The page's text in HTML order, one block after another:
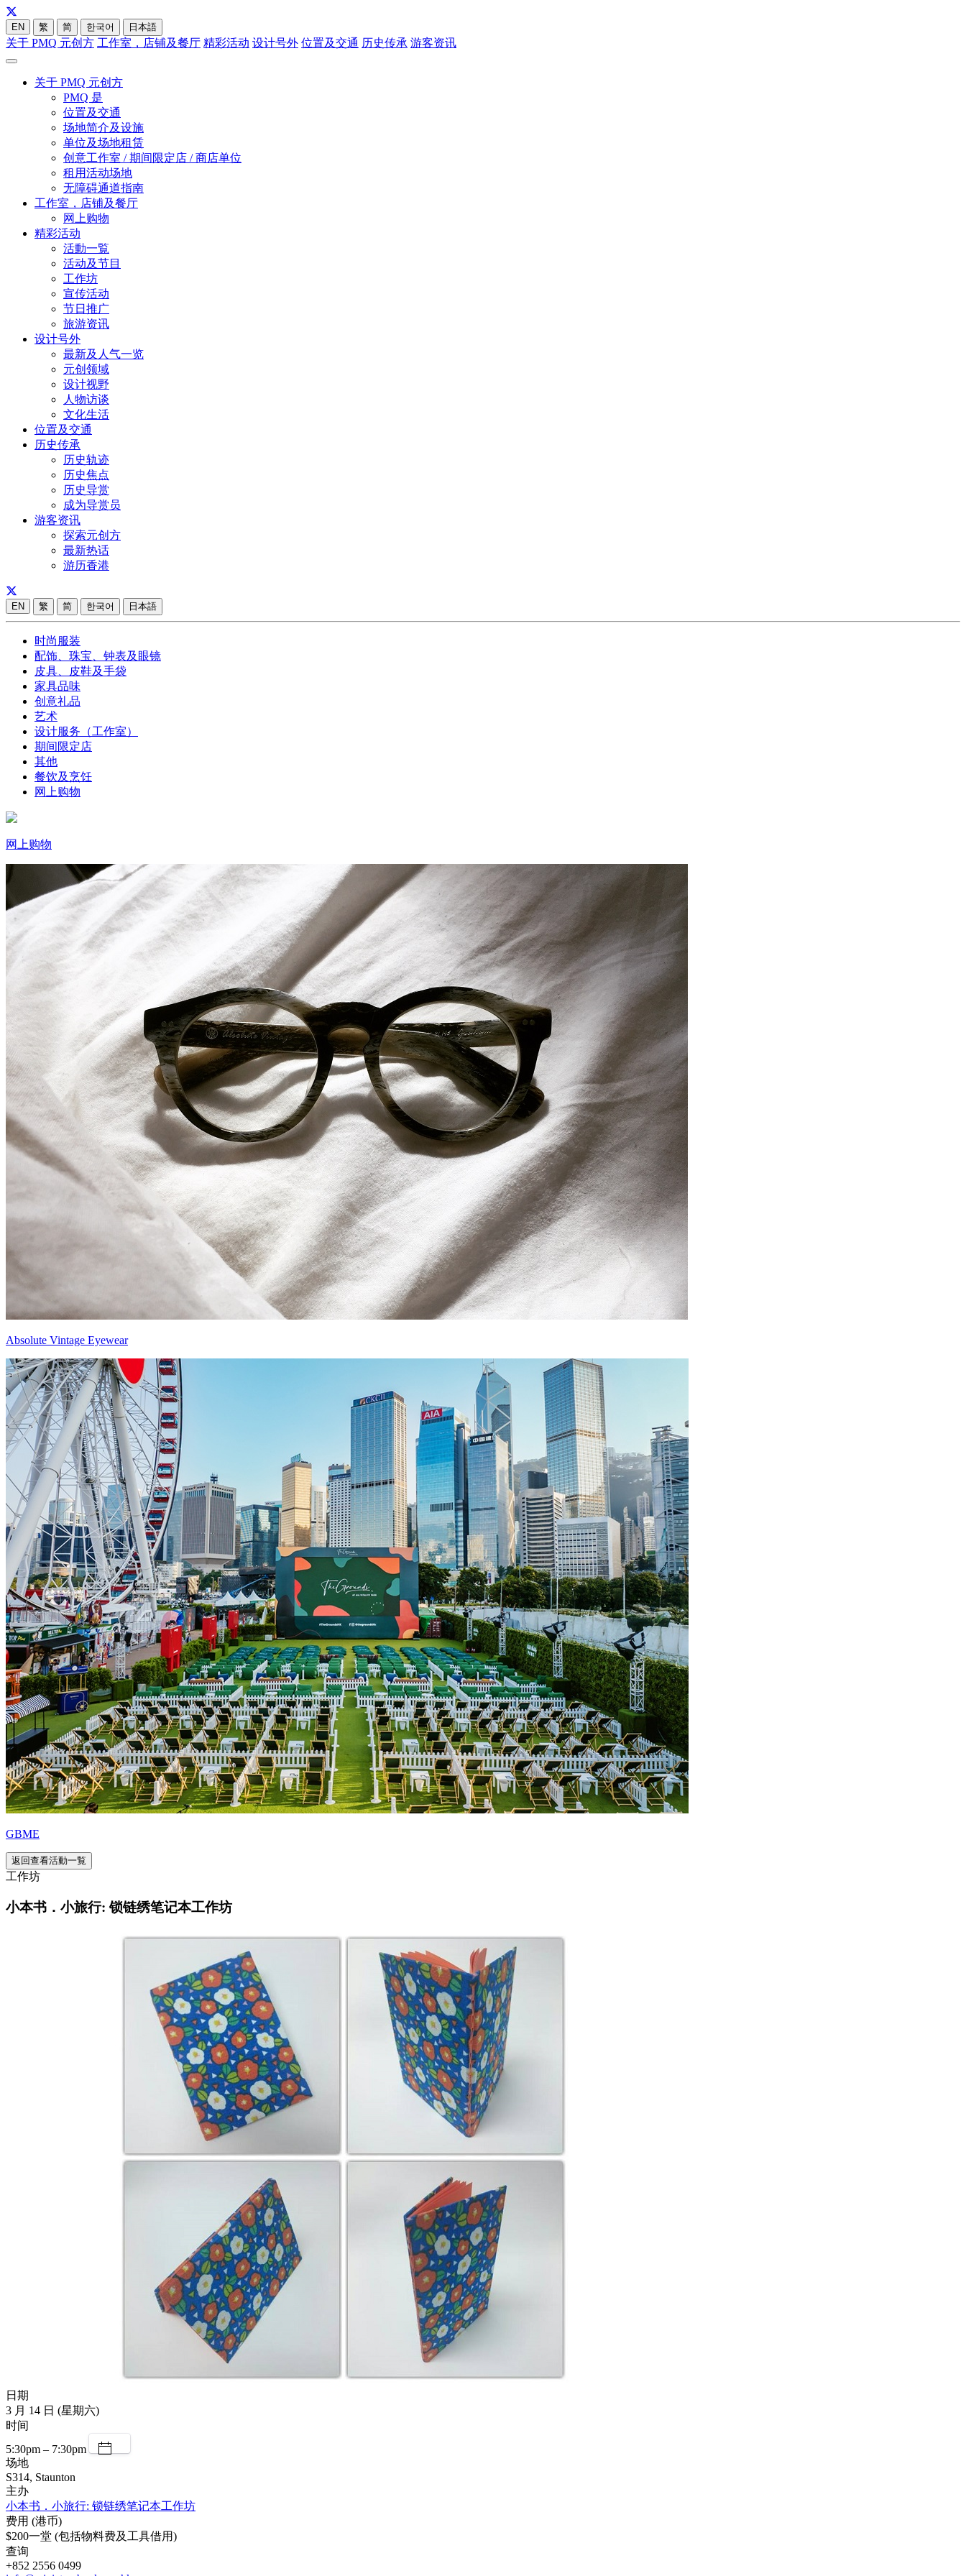
EN 繁 简 한국어 日本語
关于 PMQ 元创方 工作室，店铺及餐厅 精彩活动 设计号外 位置及交通 历史传承 游客资讯
关于 PMQ 元创方
PMQ 是
位置及交通
场地简介及设施
单位及场地租赁
创意工作室 / 期间限定店 / 商店单位
租用活动场地
无障碍通道指南
工作室，店铺及餐厅
网上购物
精彩活动
活動一覧
活动及节目
工作坊
宣传活动
节日推广
旅游资讯
设计号外
最新及人气一览
元创领域
设计视野
人物访谈
文化生活
位置及交通
历史传承
历史轨迹
历史焦点
历史导赏
成为导赏员
游客资讯
探索元创方
最新热话
游历香港
EN 繁 简 한국어 日本語
时尚服装
配饰、珠宝、钟表及眼镜
皮具、皮鞋及手袋
家具品味
创意礼品
艺术
设计服务（工作室）
期间限定店
其他
餐饮及烹饪
网上购物
网上购物
Absolute Vintage Eyewear
GBME
返回查看活動一覧
工作坊
小本书．小旅行: 锁链绣笔记本工作坊
日期
3 月 14 日 (星期六)
时间
5:30pm – 7:30pm
场地
S314, Staunton
主办
小本书．小旅行: 锁链绣笔记本工作坊
费用 (港币)
$200一堂 (包括物料费及工具借用)
查询
+852 2556 0499